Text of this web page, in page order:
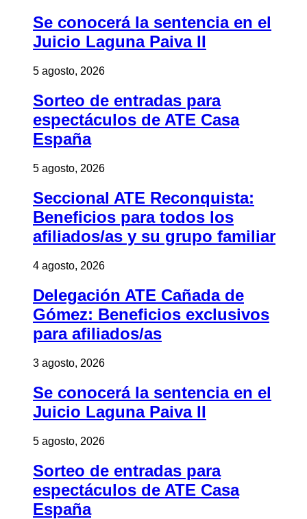
Se conocerá la sentencia en el
Juicio Laguna Paiva II
5 agosto, 2026
Sorteo de entradas para
espectáculos de ATE Casa
España
5 agosto, 2026
Seccional ATE Reconquista:
Beneficios para todos los
afiliados/as y su grupo familiar
4 agosto, 2026
Delegación ATE Cañada de
Gómez: Beneficios exclusivos
para afiliados/as
3 agosto, 2026
Se conocerá la sentencia en el
Juicio Laguna Paiva II
5 agosto, 2026
Sorteo de entradas para
espectáculos de ATE Casa
España